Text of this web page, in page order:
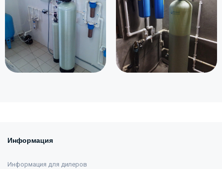
Информация
Информация для дилеров